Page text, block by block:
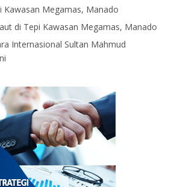
Kawasan Megamas, Manado
di Tepi Kawasan Megamas, Manado
Internasional Sultan Mahmud